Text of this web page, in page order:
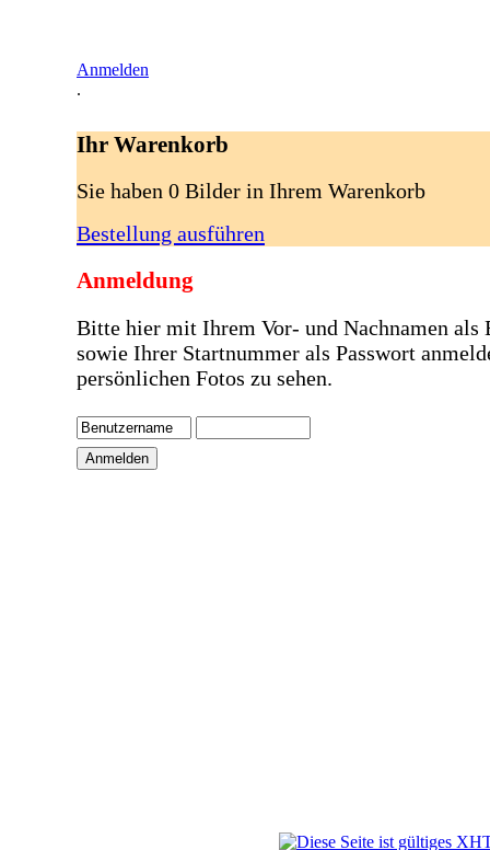
Anmelden
.
Ihr Warenkorb
Sie haben 0 Bilder in Ihrem Warenkorb
Bestellung ausführen
Anmeldung
Bitte hier mit Ihrem Vor- und Nachnamen als
sowie Ihrer Startnummer als Passwort
persönlichen Fotos zu sehen.